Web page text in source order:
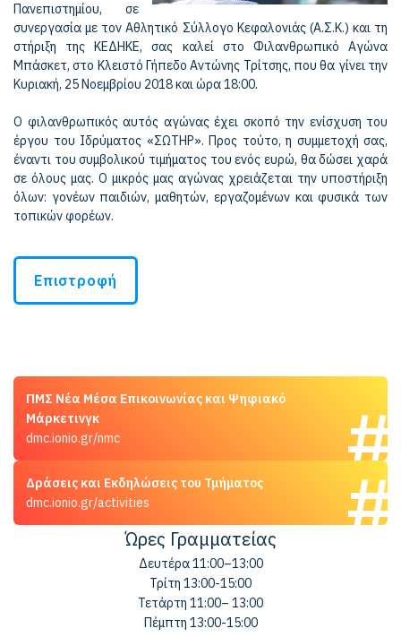
Πανεπιστημίου, σε
συνεργασία με τον Αθλητικό Σύλλογο Κεφαλονιάς (Α.Σ.Κ.) και τη
στήριξη της ΚΕΔΗΚΕ, σας καλεί στο Φιλανθρωπικό Αγώνα
Μπάσκετ, στο Κλειστό Γήπεδο Αντώνης Τρίτσης, που θα γίνει την
Κυριακή, 25 Νοεμβρίου 2018 και ώρα 18:00.
Ο φιλανθρωπικός αυτός αγώνας έχει σκοπό την ενίσχυση του
έργου του Ιδρύματος «ΣΩΤΗΡ». Προς τούτο, η συμμετοχή σας,
έναντι του συμβολικού τιμήματος του ενός ευρώ, θα δώσει χαρά
σε όλους μας. Ο μικρός μας αγώνας χρειάζεται την υποστήριξη
όλων: γονέων παιδιών, μαθητών, εργαζομένων και φυσικά των
τοπικών φορέων.
Επιστροφή
ΠΜΣ Νέα Μέσα Επικοινωνίας και Ψηφιακό
Μάρκετινγκ
dmc.ionio.gr/nmc
Δράσεις και Εκδηλώσεις του Τμήματος
dmc.ionio.gr/activities
Ώρες Γραμματείας
Δευτέρα 11:00–13:00
Τρίτη 13:00-15:00
Τετάρτη 11:00– 13:00
Πέμπτη 13:00-15:00